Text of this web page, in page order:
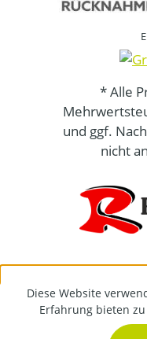
* Alle
und ggf.
nicht
Diese Website
Erfahrung bieten